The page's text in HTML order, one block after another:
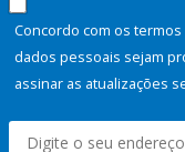
Concordo com os
dados pessoais sejam
assinar as atualizações